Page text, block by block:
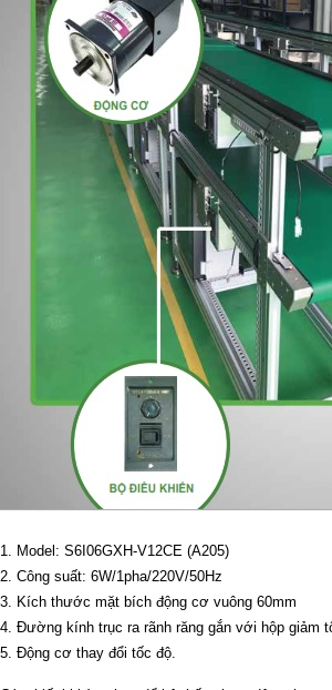
1. Model: S6I06GXH-V12CE (A205)
2. Công suất: 6W/1pha/220V/50Hz
3. Kích thước mặt bích động cơ vuông 60mm
4. Đường kính trục ra rãnh răng gắn với hộp giảm
5. Động cơ thay đổi tốc độ.